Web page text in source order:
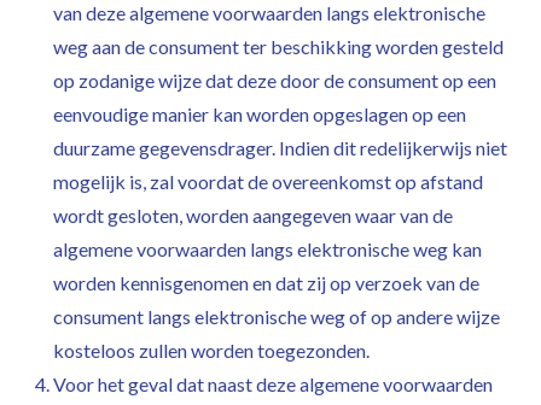
van deze algemene voorwaarden langs elektronische
weg aan de consument ter beschikking worden gesteld
op zodanige wijze dat deze door de consument op een
eenvoudige manier kan worden opgeslagen op een
duurzame gegevensdrager. Indien dit redelijkerwijs niet
mogelijk is, zal voordat de overeenkomst op afstand
wordt gesloten, worden aangegeven waar van de
algemene voorwaarden langs elektronische weg kan
worden kennisgenomen en dat zij op verzoek van de
consument langs elektronische weg of op andere wijze
kosteloos zullen worden toegezonden.
Voor het geval dat naast deze algemene voorwaarden